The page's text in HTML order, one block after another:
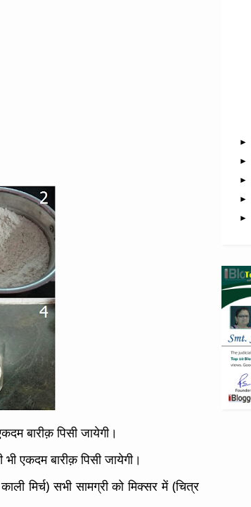
बारीक़ पिसी जायेगी।
एकदम बारीक़ पिसी जायेगी।
मिर्च) सभी सामग्री को मिक्सर में (चित्र
►
►
►
►
►